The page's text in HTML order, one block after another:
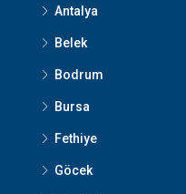
Antalya
Belek
Bodrum
Bursa
Fethiye
Göcek